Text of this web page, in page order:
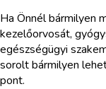
Ha Önnél bármilyen
kezelőorvosát,
egészségügyi
sorolt bármilyen
pont.